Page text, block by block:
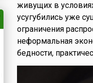
живущих в
усугубились уже
ограничения
неформальная
бедности,